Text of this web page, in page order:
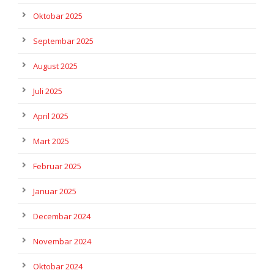
Oktobar 2025
Septembar 2025
August 2025
Juli 2025
April 2025
Mart 2025
Februar 2025
Januar 2025
Decembar 2024
Novembar 2024
Oktobar 2024